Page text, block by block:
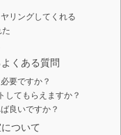
リングしてくれる
くある質問
要ですか？
てもらえますか？
良いですか？
ついて